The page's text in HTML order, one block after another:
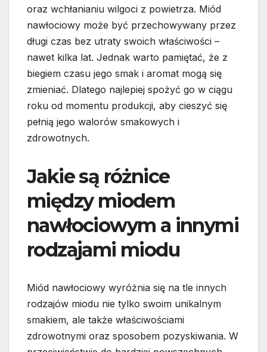
oraz wchłanianiu wilgoci z powietrza. Miód
nawłociowy może być przechowywany przez
długi czas bez utraty swoich właściwości –
nawet kilka lat. Jednak warto pamiętać, że z
biegiem czasu jego smak i aromat mogą się
zmieniać. Dlatego najlepiej spożyć go w ciągu
roku od momentu produkcji, aby cieszyć się
pełnią jego walorów smakowych i
zdrowotnych.
Jakie są różnice
między miodem
nawłociowym a innymi
rodzajami miodu
Miód nawłociowy wyróżnia się na tle innych
rodzajów miodu nie tylko swoim unikalnym
smakiem, ale także właściwościami
zdrowotnymi oraz sposobem pozyskiwania. W